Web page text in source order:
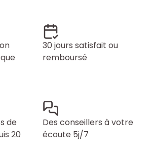
30 jours satisfait ou
remboursé
de
20
Des conseillers à votre
écoute 5j/7